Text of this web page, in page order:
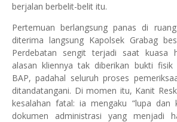
berjalan berbelit-belit itu.
Pertemuan berlangsung panas di
diterima langsung Kapolsek Grabag
Perdebatan sengit terjadi saat kuasa
alasan kliennya tak diberikan bukti fisik
BAP, padahal seluruh proses
ditandatangani. Di momen itu, Kanit
kesalahan fatal: ia mengaku “lupa dan
dokumen administrasi yang menjadi